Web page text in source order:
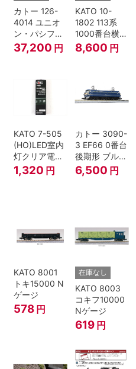
カトー 126-
4014 ユニオ
ン・パシフィ
ック鉄道 ビッ
グボーイ＃
37,200 円
KATO 10-
1802 113系
1000番台横須
賀・総武快速
線 増結4両セ
8,600 円
KATO 7-505
(HO)LED室内
灯クリア電球
色
1,320 円
カトー 3090-
3 EF66 0番台
後期形 ブルー
トレイン牽引
機
6,500 円
KATO 8001
トキ15000 N
ゲージ
578 円
在庫なし
KATO 8003
コキフ10000
Nゲージ
619 円